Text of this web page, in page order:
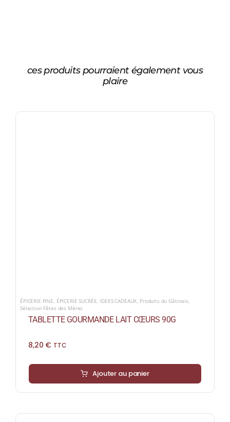
ces produits pourraient également vous
plaire
ÉPICERIE FINE ÉPICERIE SUCRÉE IDEES CADEAUX Produits du Gâtinais
Sélection Fêtes des Mères
TABLETTE GOURMANDE LAIT CŒURS 90G
8,20 € TTC
Ajouter au panier